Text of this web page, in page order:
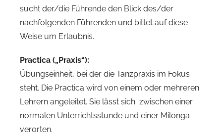
sucht der/die Führende den Blick des/der
nachfolgenden Führenden und bittet auf diese
Weise um Erlaubnis.
Practica („Praxis“):
Übungseinheit, bei der die Tanzpraxis im Fokus
steht. Die Practica wird von einem oder mehreren
Lehrern angeleitet. Sie lässt sich zwischen einer
normalen Unterrichtsstunde und einer Milonga
verorten.